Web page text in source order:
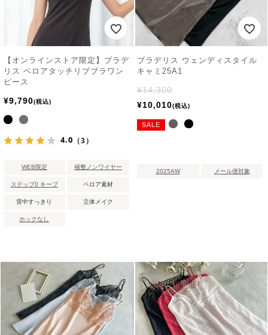
【オンラインストア限定】ブラデ
リス ベロアタッチリブブラワン
ピース
¥9,790 税込
4.0 （3）
WEB限定 補整ノンワイヤー
ステップ0 キープ ベロア素材
背中すっきり 立体メイク
ホックなし
ブラデリス ウェンディスタイル
キャミ25A1
¥14,300
¥10,010 税込
SALE
2025AW メール便対象